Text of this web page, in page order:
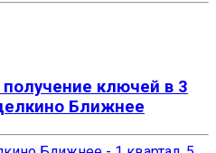
получение ключей в 3
Ближнее